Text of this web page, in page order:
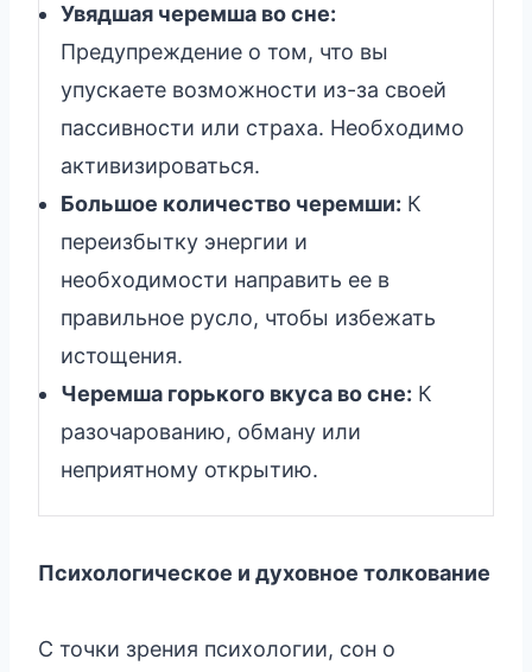
Увядшая черемша во сне:
Предупреждение о том, что вы
упускаете возможности из-за своей
пассивности или страха. Необходимо
активизироваться.
Большое количество черемши: К
переизбытку энергии и
необходимости направить ее в
правильное русло, чтобы избежать
истощения.
Черемша горького вкуса во сне: К
разочарованию, обману или
неприятному открытию.
Психологическое и духовное толкование
С точки зрения психологии, сон о